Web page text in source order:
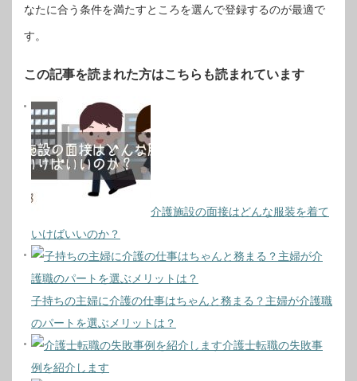
なたに合う条件を満たすところを選んで登録するのが最適で
す。
この記事を読まれた方はこちらも読まれています
介護施設の面接はどんな服装を着て
いけばいいのか？
子持ちの主婦に介護の仕事はちゃんと務まる？主婦が介護職
のパートを選ぶメリットは？
介護士転職の失敗事
例を紹介します